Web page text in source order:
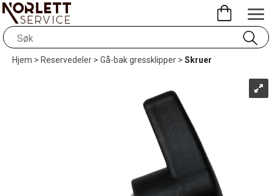
Hjem>Reservedeler>Gå-bak gressklipper>Skruer